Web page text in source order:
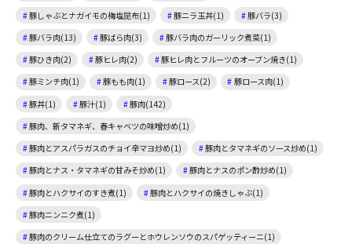
豚しゃぶとナガイモの梅塩昆布(1)
豚ニラ玉丼(1)
豚バラ(3)
豚バラ肉(13)
豚ばら肉(3)
豚バラ肉のガーリック煮菜(1)
豚ひき肉(2)
豚ヒレ肉(2)
豚ヒレ肉とフルーツのオーブン焼き(1)
豚ミンチ肉(1)
豚もも肉(1) 豚ロース(2)
豚ロース肉(1)
豚丼(1)
豚汁(1)
豚肉(142)
豚肉、新タマネギ、春キャベツの味噌炒め(1)
豚肉とアスパラガスのチョイ辛マヨ炒め(1)
豚肉とタマネギのソース炒め(1)
豚肉とナス・タマネギの甘みそ炒め(1)
豚肉とナスのポン酢炒め(1)
豚肉とハクサイのすき煮(1)
豚肉とハクサイの焼きしゃぶ(1)
豚肉ニンニク煮(1)
豚肉のクリーム仕立てのラグーとホウレンソウのスパゲッティーニ(1)